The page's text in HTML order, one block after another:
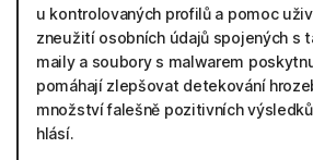
u kontrolovaných profilů a pomoc
zneužití osobních údajů spojených s
maily a soubory s malwarem
pomáhají zlepšovat detekování
množství falešně pozitivních
hlásí.